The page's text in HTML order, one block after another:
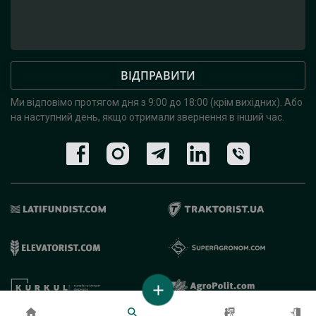
ВІДПРАВИТИ
Ми відповімо протягом дня з 9:00 до 18:00 (крім вихідних). Або
на наступний день, якщо отримали звернення в інший час.